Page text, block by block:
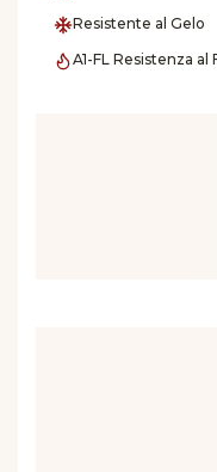
Resistente al Gelo
A1-FL Resistenza al